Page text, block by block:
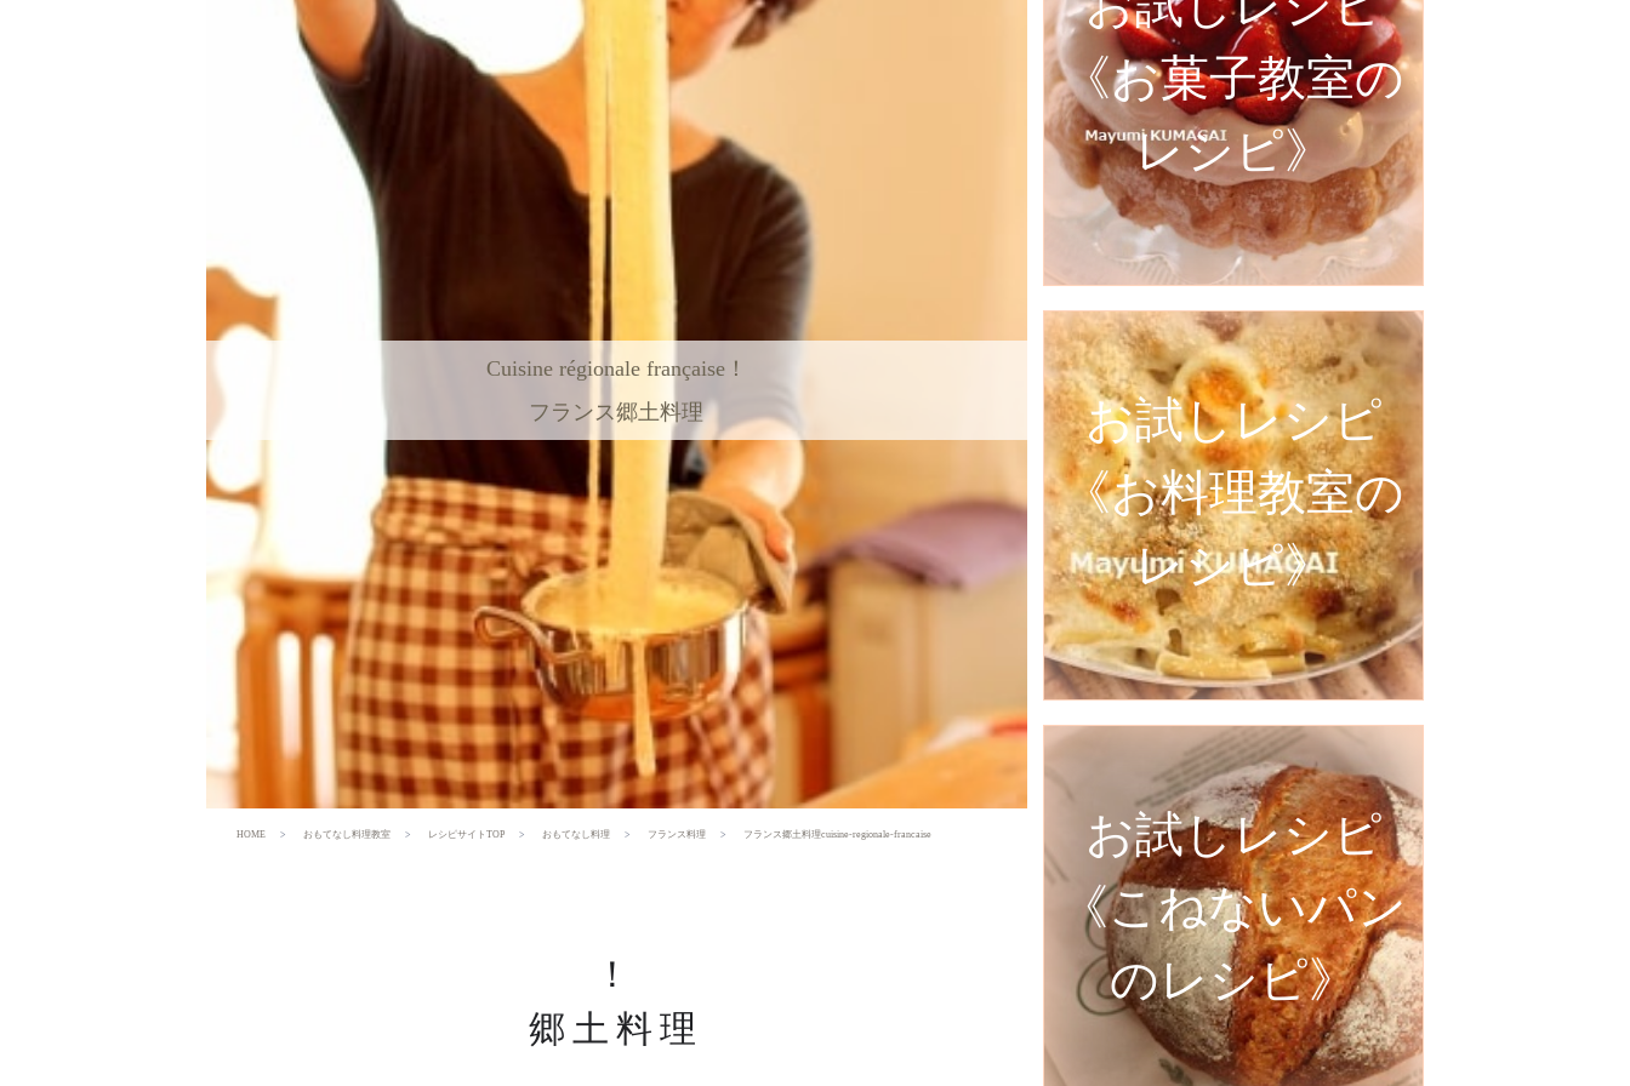
Cuisine régionale française！
フランス郷土料理
HOME おもてなし料理教室 レシピサイトTOP おもてなし料理 フランス料理 フランス郷土料理cuisine-regionale-francaise
！
郷土料理
《お菓子教室の
レシピ》
お試しレシピ
《お料理教室の
レシピ》
お試しレシピ
《こねないパン
のレシピ》